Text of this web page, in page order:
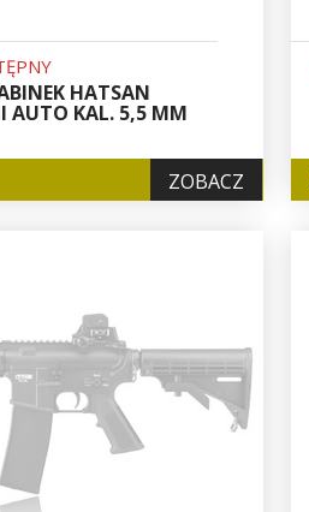
HATSAN
AUTO KAL. 5,5 MM
ZOBACZ